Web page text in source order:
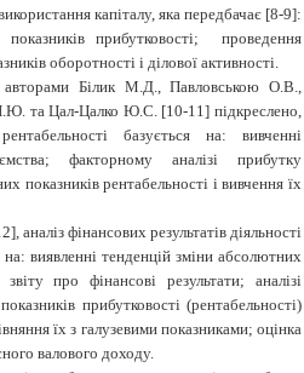
капіталу, яка передбачає [8-9]:
прибутковості; проведення
оборотності і ділової активності.
авторами Білик М.Д., Павловською О.В.,
та Цал-Цалко Ю.С. [10-11] підкреслено,
базується
на: вивченні
факторному аналізі
прибутку
показників рентабельності і вивчення їх
фінансових результатів діяльності
виявленні тенденцій зміни абсолютних
про фінансові результати; аналізі
прибутковості (рентабельності)
їх з галузевими показниками; оцінка
валового доходу.